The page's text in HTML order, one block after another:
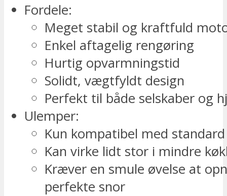
Fordele:
Meget stabil og kraftfuld
Enkel aftagelig rengøring
Hurtig opvarmningstid
Solidt, vægtfyldt design
Perfekt til både selskaber og
Ulemper:
Kun kompatibel med
Kan virke lidt stor i mindre
Kræver en smule øvelse at
perfekte snor